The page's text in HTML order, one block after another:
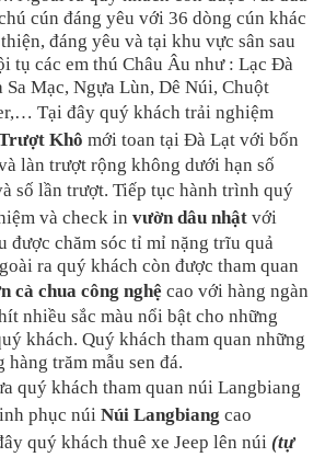
cún đáng yêu với 36 dòng cún khác
đáng yêu và tại khu vực sân sau
tụ các em thú Châu Âu như : Lạc Đà
Sa Mạc, Ngựa Lùn, Dê Núi, Chuột
Khô mới toan tại Đà Lạt với bốn
làn trượt rộng không dưới hạn số
số lần trượt. Tiếp tục hành trình quý
và check in vườn dâu nhật với
được chăm sóc tỉ mỉ nặng trĩu quả
ra quý khách còn được tham quan
cà chua công nghệ cao với hàng ngàn
nhiều sắc màu nổi bật cho những
khách. Quý khách tham quan những
hàng trăm mẫu sen đá.
quý khách tham quan núi Langbiang
phục núi Núi Langbiang cao
quý khách thuê xe Jeep lên núi (tự